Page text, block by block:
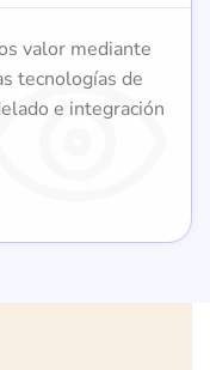
valor mediante
tecnologías de
e integración